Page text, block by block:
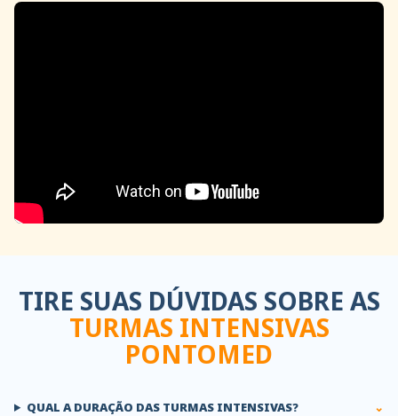
TIRE SUAS DÚVIDAS SOBRE AS
TURMAS INTENSIVAS
PONTOMED
QUAL A DURAÇÃO DAS TURMAS INTENSIVAS?